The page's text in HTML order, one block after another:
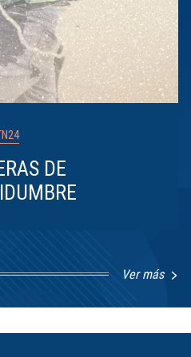
DE
Ver más